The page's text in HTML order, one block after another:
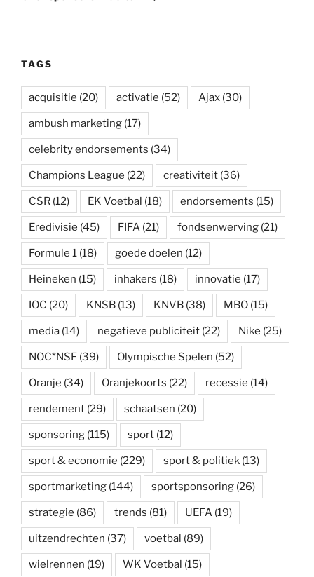
TAGS
acquisitie (20) activatie (52) Ajax (30)
ambush marketing (17)
celebrity endorsements (34)
Champions League (22) creativiteit (36)
CSR (12) EK Voetbal (18) endorsements (15)
Eredivisie (45) FIFA (21) fondsenwerving (21)
Formule 1 (18) goede doelen (12)
Heineken (15) inhakers (18) innovatie (17)
IOC (20) KNSB (13) KNVB (38) MBO (15)
media (14) negatieve publiciteit (22) Nike (25)
NOC*NSF (39) Olympische Spelen (52)
Oranje (34) Oranjekoorts (22) recessie (14)
rendement (29) schaatsen (20)
sponsoring (115) sport (12)
sport & economie (229) sport & politiek (13)
sportmarketing (144) sportsponsoring (26)
strategie (86) trends (81) UEFA (19)
uitzendrechten (37) voetbal (89)
wielrennen (19) WK Voetbal (15)